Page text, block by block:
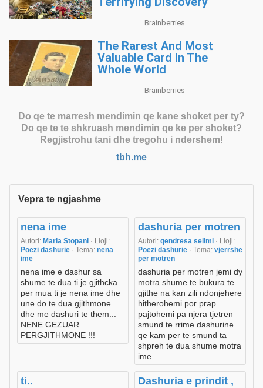
Do qe te marresh mendimin qe kane shoket per ty?
Do qe te te shkruash mendimin qe ke per shoket?
Regjistrohu tani dhe tregohu i ndershem!
tbh.me
Vepra te ngjashme
nena ime
Autori: Maria Stopani · Lloji:
Poezi dashurie · Tema: nena
ime
nena ime e dashur sa
shume te dua ti je gjithcka
per mua ti je nena ime dhe
une do te dua gjithmone
dhe me dashuri te them...
NENE GEZUAR
PERGJITHMONE !!!
dashuria per motren
Autori: qendresa selimi · Lloji:
Poezi dashurie · Tema: vjerrshe
per motren
dashuria per motren jemi dy
motra shume te bukura te
gjithe na kan zili ndonjehere
hitherohemi por prap
pajtohemi pa njera tjetren
smund te rrime dashurine
qe kam per te smund ta
shpreh te dua shume motra
ime
ti..
Dashuria e prindit ,